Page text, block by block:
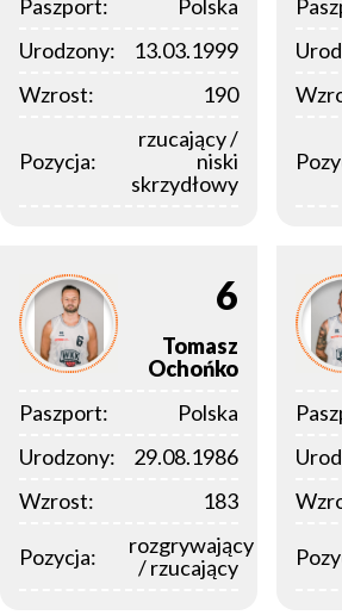
Paszport:
Polska
Urodzony:
13.03.1999
Wzrost:
190
Pozycja:
rzucający /
niski
skrzydłowy
6
Tomasz
Ochońko
Paszport:
Polska
Urodzony:
29.08.1986
Wzrost:
183
Pozycja:
rozgrywający
/ rzucający